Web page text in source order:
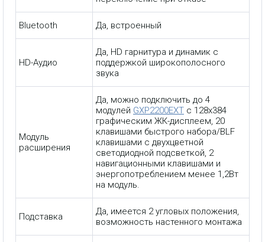
Bluetooth Да, встроенный
HD-Аудио
Да, HD гарнитура и динамик с
поддержкой широкополосного
звука
Модуль
расширения
Да, можно подключить до 4
модулей GXP2200EXT с 128х384
графическим ЖК-дисплеем, 20
клавишами быстрого набора/BLF
клавишами с двухцветной
светодиодной подсветкой, 2
навигационными клавишами и
энергопотреблением менее 1,2Вт
на модуль.
Подставка
Да, имеется 2 угловых положения,
возможность настенного монтажа